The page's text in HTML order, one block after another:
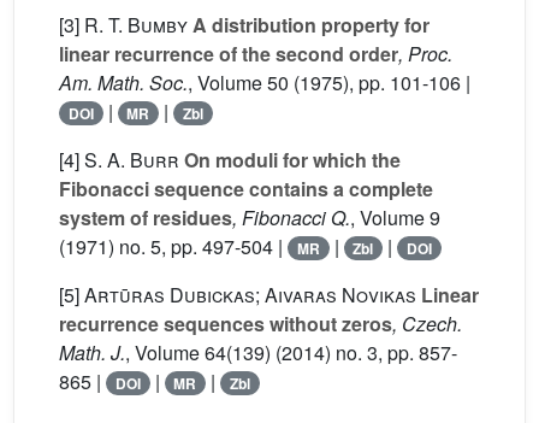
[3] R. T. BumbyA distribution property for
linear recurrence of the second order, Proc.
Am. Math. Soc., Volume 50 (1975), pp. 101-106 |
DOI | MR | Zbl
[4]S. A. Burr On moduli for which the
Fibonacci sequence contains a complete
system of residues, Fibonacci Q., Volume 9
(1971) no. 5, pp. 497-504 |
MR | Zbl | DOI
[5]Artūras Dubickas; Aivaras Novikas Linear
recurrence sequences without zeros, Czech.
Math. J., Volume 64(139) (2014) no. 3, pp. 857-
865 |
DOI | MR | Zbl